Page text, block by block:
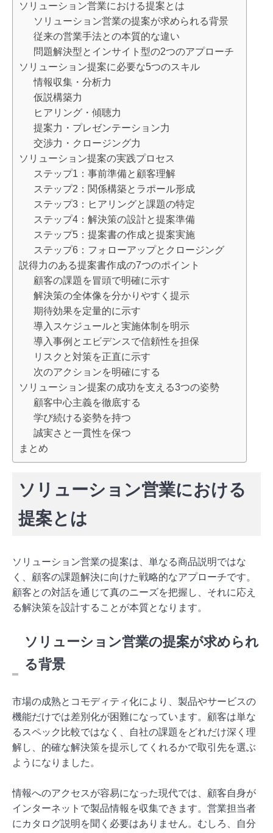
ソリューション営業における提案とは
ソリューション営業の提案が求められる背景
従来の営業手法との本質的な違い
問題解決型とインサイト型の2つのアプローチ
ソリューション提案に必要な5つのスキル
情報収集・分析力
仮説構築力
ヒアリング・傾聴力
提案力・プレゼンテーション力
交渉力・クロージング力
ソリューション提案の実践プロセス
ステップ1：事前準備と顧客理解
ステップ2：関係構築とラポール形成
ステップ3：ヒアリングと課題の特定
ステップ4：解決策の設計と提案準備
ステップ5：提案書の作成と提案実施
ステップ6：フォローアップとクロージング
説得力のある提案書作成の7つのポイント
顧客の課題を冒頭で明確に示す
解決策の全体像を分かりやすく提示
期待効果を定量的に示す
導入スケジュールと実施体制を明示
導入事例とエビデンスで信頼性を担保
リスクと対策を正直に示す
次のアクションを明確にする
ソリューション提案の成功を支える3つの姿勢
顧客中心主義を徹底する
学び続ける姿勢を持つ
誠実さと一貫性を保つ
まとめ
ソリューション営業における
提案とは
ソリューション営業の提案は、単なる商品説明ではな
く、顧客の課題解決に向けた戦略的なアプローチです。
顧客との対話を通じて真のニーズを把握し、それに応え
る解決策を設計することが本質となります。
ソリューション営業の提案が求められ
る背景
市場の成熟とコモディティ化により、製品やサービスの
機能だけでは差別化が困難になっています。顧客は単な
るスペック比較ではなく、自社の課題をどれだけ深く理
解し、的確な解決策を提示してくれるかで取引先を選ぶ
ようになりました。
情報へのアクセスが容易になった現代では、顧客自身が
インターネットで製品情報を収集できます。営業担当者
にカタログ説明を聞く必要はありません。むしろ、自分